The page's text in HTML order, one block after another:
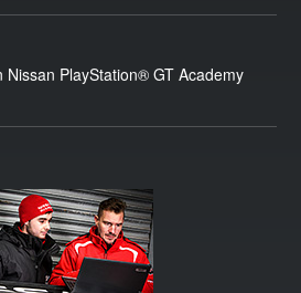
PlayStation® GT Academy